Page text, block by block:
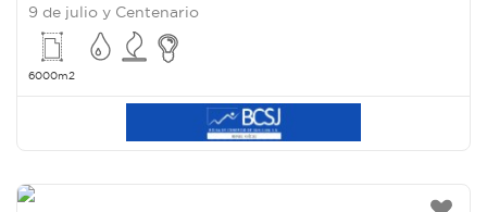
9 de julio y Centenario
6000m2